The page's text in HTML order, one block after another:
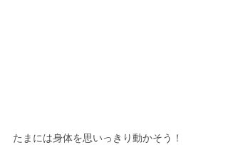
たまには身体を思いっきり動かそう！